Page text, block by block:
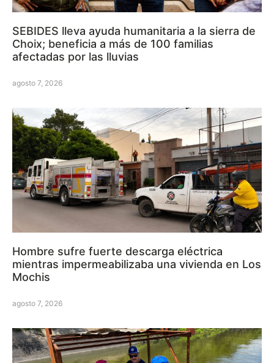
SEBIDES lleva ayuda humanitaria a la sierra de
Choix; beneficia a más de 100 familias
afectadas por las lluvias
agosto 7, 2026
Hombre sufre fuerte descarga eléctrica
mientras impermeabilizaba una vivienda en Los
Mochis
agosto 7, 2026